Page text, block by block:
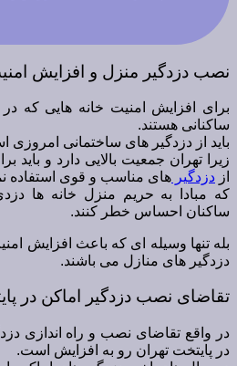
نصب دزدگیر منزل و افزایش
برای افزایش امنیت خانه هایی که
ساکنانی هستند.
باید از دزدگیر های ساختمانی امروزی
زیرا تهران جمعیت بالایی دارد و باید
از دزدگیر های مناسب و قوی استفاده
که مبادا به حریم منزل خانه ها
ساکنان احساس خطر کنند.
بله تنها وسیله ای که باعث افزایش
دزدگیر های منازل می باشند.
تقاضای نصب دزدگیر اماکن در
در واقع تقاضای نصب و راه اندازی
در پایتخت تهران رو به افزایش است.